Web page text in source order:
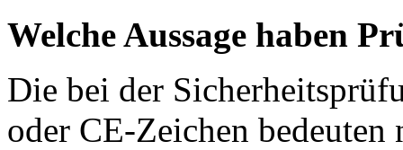
Welche Aussage haben
Die bei der
oder CE-Zeichen